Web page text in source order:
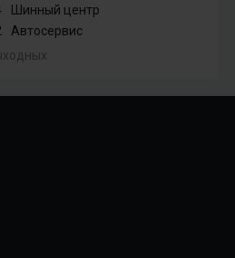
Шинный центр
Автосервис